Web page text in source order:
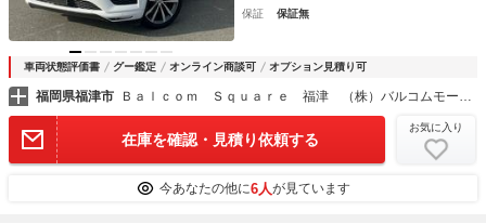
保証
保証無
車両状態評価書 グー鑑定 オンライン商談可 オプション見積り可
福岡県福津市 Ｂａｌｃｏｍ Ｓｑｕａｒｅ 福津 （株）バルコムモータース
在庫を確認・見積り依頼する
お気に入り
今あなたの他に6人が見ています